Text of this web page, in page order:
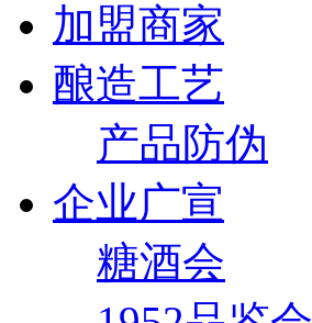
加盟商家
酿造工艺
产品防伪
企业广宣
糖酒会